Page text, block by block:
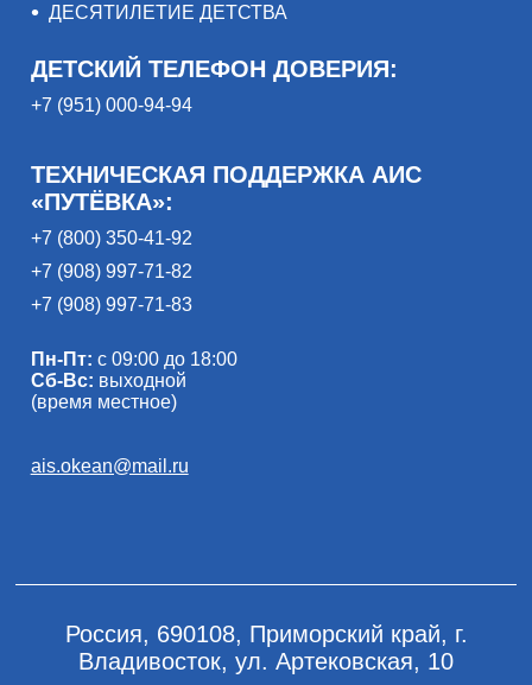
ДЕСЯТИЛЕТИЕ ДЕТСТВА
ДЕТСКИЙ ТЕЛЕФОН ДОВЕРИЯ:
+7 (951) 000-94-94
ТЕХНИЧЕСКАЯ ПОДДЕРЖКА АИС
«ПУТЁВКА»:
+7 (800) 350-41-92
+7 (908) 997-71-82
+7 (908) 997-71-83
Пн-Пт: с 09:00 до 18:00
Сб-Вс: выходной
(время местное)
ais.okean@mail.ru
Россия, 690108, Приморский край, г.
Владивосток, ул. Артековская, 10